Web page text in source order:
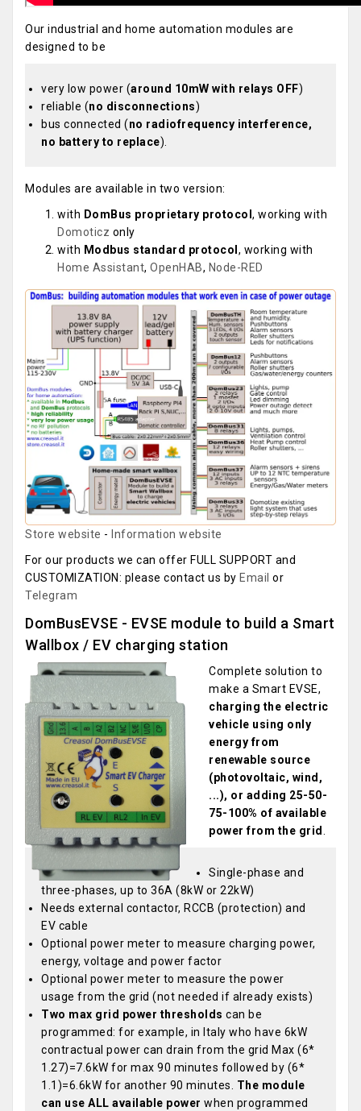
Our industrial and home automation modules are
designed to be
very low power (around 10mW with relays OFF)
reliable (no disconnections)
bus connected (no radiofrequency interference,
no battery to replace).
Modules are available in two version:
with DomBus proprietary protocol , working with
Domoticz only
with Modbus standard protocol , working with
Home Assistant, OpenHAB, Node-RED
Store website - Information website
For our products we can offer FULL SUPPORT and
CUSTOMIZATION: please contact us by Email or
Telegram
DomBusEVSE - EVSE module to build a Smart
Wallbox / EV charging station
Complete solution to
make a Smart EVSE,
charging the electric
vehicle using only
energy from
renewable source
(photovoltaic, wind,
...), or adding 25-50-
75-100% of available
power from the grid
Single-phase and
three-phases, up to 36A (8kW or 22kW)
Needs external contactor, RCCB (protection) and
EV cable
Optional power meter to measure charging power,
energy, voltage and power factor
Optional power meter to measure the power
usage from the grid (not needed if already exists)
Two max grid power thresholds can be
programmed: for example, in Italy who have 6kW
contractual power can drain from the grid Max (6*
1.27)=7.6kW for max 90 minutes followed by (6*
1.1)=6.6kW for another 90 minutes. The module
can use ALL available power when programmed